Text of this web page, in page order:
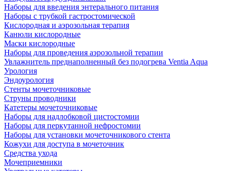
Наборы для введения энтерального питания
Наборы с трубкой гастростомической
Кислородная и аэрозольная терапия
Канюли кислородные
Маски кислородные
Наборы для проведения аэрозольной терапии
Увлажнитель преднаполненный без подогрева Ventia Aqua
Урология
Эндоурология
Стенты мочеточниковые
Струны проводники
Катетеры мочеточниковые
Наборы для надлобковой цистостомии
Наборы для перкутанной нефростомии
Наборы для установки мочеточникового стента
Кожухи для доступа в мочеточник
Средства ухода
Мочеприемники